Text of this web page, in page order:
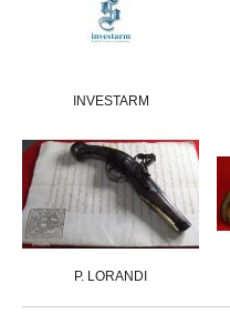
INVESTARM
P. LORANDI